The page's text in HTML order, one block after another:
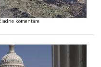
komentáre